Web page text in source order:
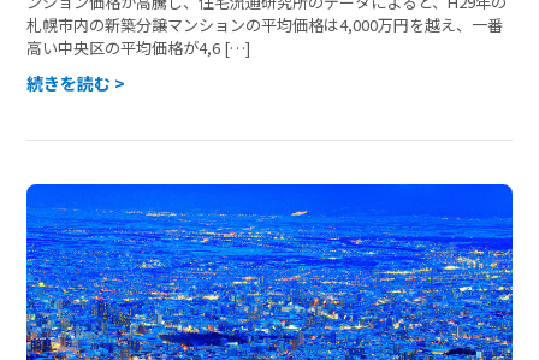
札幌市内の新築分譲マンションの平均価格は4,000万円を越え、一番
高い中央区の平均価格が4,6 […]
続きを読む >